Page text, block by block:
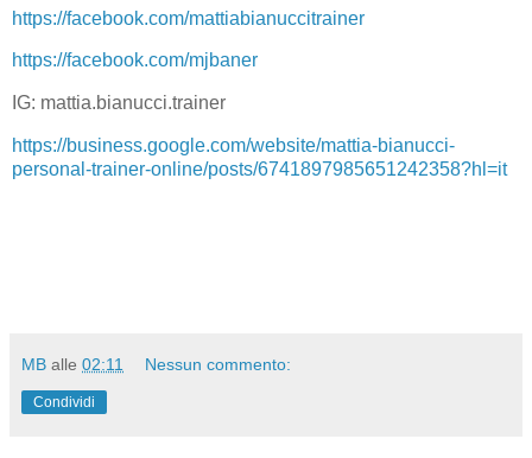
https://facebook.com/mattiabianuccitrainer
https://facebook.com/mjbaner
IG: mattia.bianucci.trainer
https://business.google.com/website/mattia-bianucci-
personal-trainer-online/posts/6741897985651242358?hl=it
MB alle 02:11 Nessun commento:
Condividi